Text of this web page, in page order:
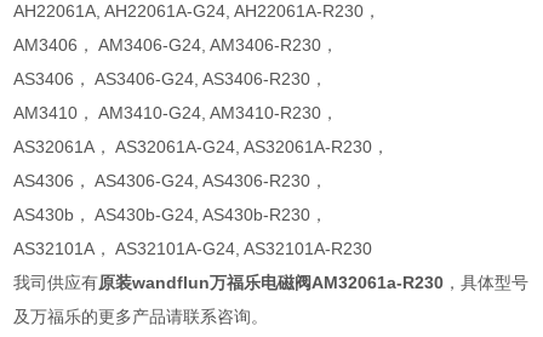
AH22061A, AH22061A-G24, AH22061A-R230，
AM3406， AM3406-G24, AM3406-R230，
AS3406， AS3406-G24, AS3406-R230，
AM3410， AM3410-G24, AM3410-R230，
AS32061A， AS32061A-G24, AS32061A-R230，
AS4306， AS4306-G24, AS4306-R230，
AS430b， AS430b-G24, AS430b-R230，
AS32101A， AS32101A-G24, AS32101A-R230
我司供应有原装wandflun万福乐电磁阀AM32061a-R230 ，具体型号
及万福乐的更多产品请联系咨询。